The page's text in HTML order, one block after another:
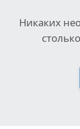
Никаких